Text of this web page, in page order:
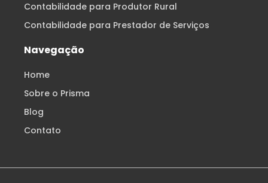
Contabilidade para Produtor Rural
Contabilidade para Prestador de Serviços
Navegação
Home
Sobre o Prisma
Blog
Contato